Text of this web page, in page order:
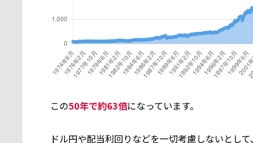
この50年で約63倍になっています。
ドル円や配当利回りなどを一切考慮しないとして、